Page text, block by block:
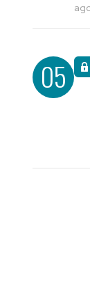
05